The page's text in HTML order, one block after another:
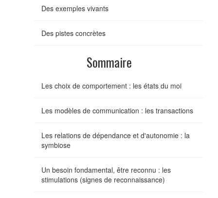
Des exemples vivants
Des pistes concrètes
Sommaire
Les choix de comportement : les états du moi
Les modèles de communication : les transactions
Les relations de dépendance et d'autonomie : la
symbiose
Un besoin fondamental, être reconnu : les
stimulations (signes de reconnaissance)